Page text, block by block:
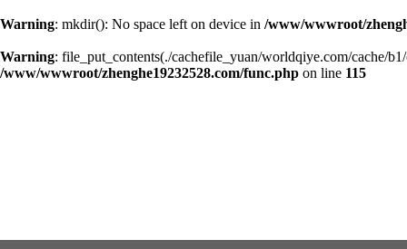
Warning: mkdir(): No space left on device in /www/wwwroot/
Warning: file_put_contents(./cachefile_yuan/worldqiye.com/cache/
/www/wwwroot/zhenghe19232528.com/func.php on line 115